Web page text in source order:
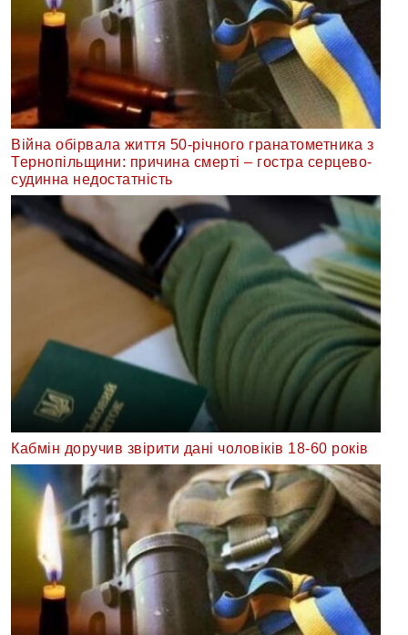
Війна обірвала життя 50-річного гранатометника з
Тернопільщини: причина смерті – гостра серцево-
судинна недостатність
Кабмін доручив звірити дані чоловіків 18-60 років